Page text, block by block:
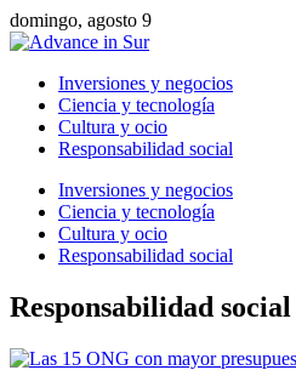
domingo, agosto 9
Inversiones y negocios
Ciencia y tecnología
Cultura y ocio
Responsabilidad social
Inversiones y negocios
Ciencia y tecnología
Cultura y ocio
Responsabilidad social
Responsabilidad social